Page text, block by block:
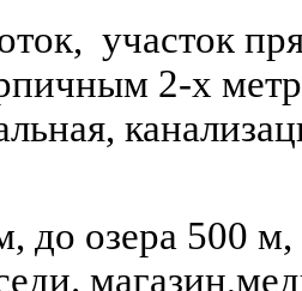
участок
2-х
до озера 500